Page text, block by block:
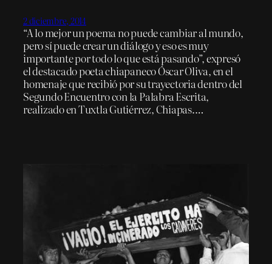
2 diciembre, 2014
“A lo mejor un poema no puede cambiar al mundo,
pero sí puede crear un diálogo y eso es muy
importante por todo lo que está pasando”, expresó
el destacado poeta chiapaneco Óscar Oliva, en el
homenaje que recibió por su trayectoria dentro del
Segundo Encuentro con la Palabra Escrita,
realizado en Tuxtla Gutiérrez, Chiapas.…